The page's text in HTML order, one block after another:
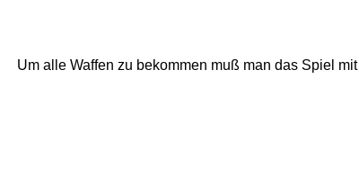
Um alle Waffen zu bekommen muß man das Spiel mit